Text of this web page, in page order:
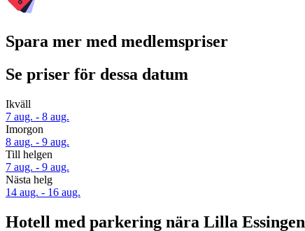
Spara mer med medlemspriser
Se priser för dessa datum
Ikväll
7 aug. - 8 aug.
Imorgon
8 aug. - 9 aug.
Till helgen
7 aug. - 9 aug.
Nästa helg
14 aug. - 16 aug.
Hotell med parkering nära Lilla Essingen